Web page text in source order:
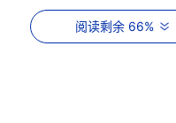
多意想不到的发展机会
年初在抗疫中大显身手
IT人的内心。
阅读剩余 66%